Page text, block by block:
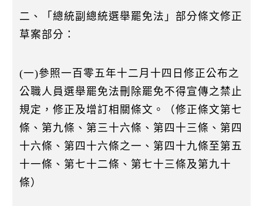
二、「總統副總統選舉罷免法」部分條文修正
草案部分：
(一)參照一百零五年十二月十四日修正公布之
公職人員選舉罷免法刪除罷免不得宣傳之禁止
規定，修正及增訂相關條文。（修正條文第七
條、第九條、第三十六條、第四十三條、第四
十六條、第四十六條之一、第四十九條至第五
十一條、第七十二條、第七十三條及第九十
條）